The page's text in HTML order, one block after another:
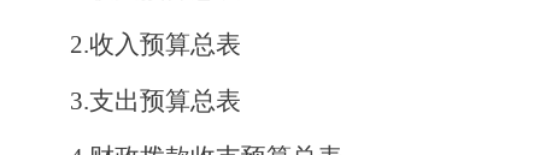
2.收入预算总表
3.支出预算总表